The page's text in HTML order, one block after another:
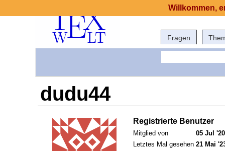
Fragen
dudu44
Registrierte Benutzer
Mitglied von
05 Jul
Letztes Mal gesehen 21 Mai
Willkommen,